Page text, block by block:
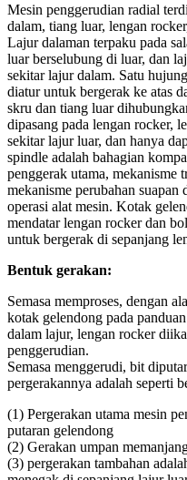
Mesin penggerudian radial
dalam, tiang luar, lengan
Lajur dalaman terpaku pada
luar berselubung di luar, dan
sekitar lajur dalam. Satu
diatur untuk bergerak ke atas
skru dan tiang luar
dipasang pada lengan rocker,
sekitar lajur luar, dan hanya
spindle adalah bahagian
penggerak utama, mekanisme
mekanisme perubahan suapan
operasi alat mesin. Kotak
mendatar lengan rocker dan
untuk bergerak di sepanjang
Bentuk gerakan:
Semasa memproses, dengan
kotak gelendong pada
dalam lajur, lengan rocker
penggerudian.
Semasa menggerudi, bit
pergerakannya adalah seperti
(1) Pergerakan utama mesin
putaran gelendong
(2) Gerakan umpan
(3) pergerakan tambahan